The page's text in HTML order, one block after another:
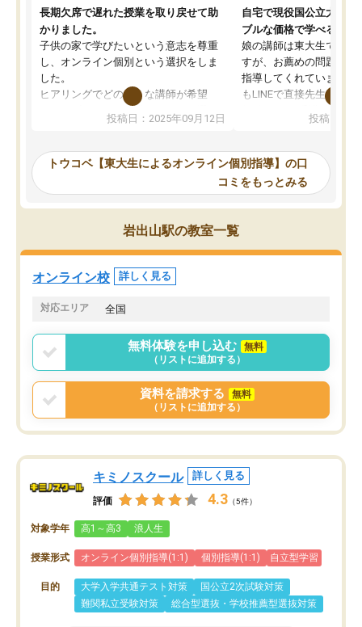
長期欠席で遅れた授業を取り戻せて助
かりました。
子供の家で学びたいという意志を尊重
し、オンライン個別という選択をしま
した。
ヒアリングでどのような講師が希望
か、オプションは付帯するかなど選ぶ
事が出来ました。
ーティングを行い、その講師で良いか
見てから講師を決定する事ができま
す。
うちの子は、初回面談の講師の方で決
オンラインツールを使用した単語帳の
共有があり宿題もそちらで出される形
でした。
言う事で講師変更の申し出があり、あ
まりに短期での変更だった為、塾に通
う事にして退会しました。遅れも取り
戻せ、授業内容や講師の方は良かった
と思います。
投稿日：2025年09月12日
自宅で現役国公立大学生
ブルな価格で学べる
娘の講師は東大生では無
すが、お薦めの問題集や
指導してくれています。
もLINEで直接先生に質問
めれるので、個人に合
いなのがあり(有料)、受
ことをどんなスケジュー
くか相談したのですが、
ち期待したものではなく
くなってきたようなので
投稿日：
トウコベ【東大生によるオンライン個別指導】の口
コミをもっとみる
岩出山駅の教室一覧
オンライン校 詳しく見る
対応エリア 全国
無料体験を申し込む
無料
（リストに追加する）
資料を請求する
無料
（リストに追加する）
キミノスクール 詳しく見る
評価 4.3 （5件）
対象学年 高1～高3 浪人生
授業形式 オンライン個別指導(1:1) 個別指導(1:1) 自立型学習
目的 大学入学共通テスト対策
国公立2次試験対策
難関私立受験対策
総合型選抜・学校推薦型選抜対策